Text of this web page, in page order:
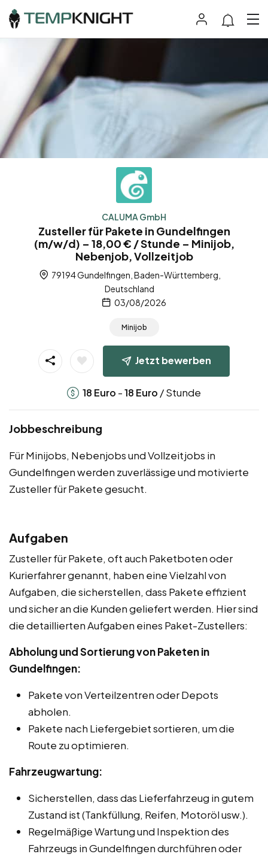
CALUMA GmbH
Zusteller für Pakete in Gundelfingen
(m/w/d) – 18,00 € / Stunde – Minijob,
Nebenjob, Vollzeitjob
79194 Gundelfingen, Baden-Württemberg,
Deutschland
03/08/2026
Minijob
Jetzt bewerben
18 Euro -18 Euro / Stunde
Jobbeschreibung
Für Minijobs, Nebenjobs und Vollzeitjobs in
Gundelfingen werden zuverlässige und motivierte
Zusteller für Pakete gesucht.
Aufgaben
Zusteller für Pakete, oft auch Paketboten oder
Kurierfahrer genannt, haben eine Vielzahl von
Aufgaben, die sicherstellen, dass Pakete effizient
und sicher an die Kunden geliefert werden. Hier sind
die detaillierten Aufgaben eines Paket-Zustellers:
Abholung und Sortierung von Paketen in
Gundelfingen:
Pakete von Verteilzentren oder Depots
abholen.
Pakete nach Liefergebiet sortieren, um die
Route zu optimieren.
Fahrzeugwartung:
Sicherstellen, dass das Lieferfahrzeug in gutem
Zustand ist (Tankfüllung, Reifen, Motoröl usw.).
Regelmäßige Wartung und Inspektion des
Fahrzeugs in Gundelfingen durchführen oder